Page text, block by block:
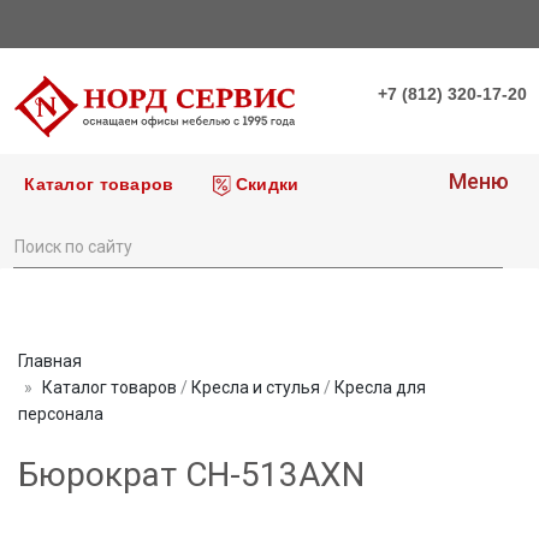
+7 (812) 320-17-20
Каталог товаров Скидки Меню
Главная
Каталог товаров / Кресла и стулья / Кресла для
персонала
Бюрократ CH-513AXN